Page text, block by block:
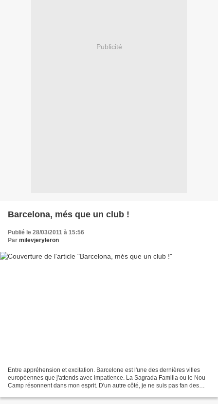
Publicité
Barcelona, més que un club !
Publié le 28/03/2011 à 15:56
Par milevjeryleron
Entre appréhension et excitation. Barcelone est l'une des dernières villes
européennes que j'attends avec impatience. La Sagrada Familia ou le Nou
Camp résonnent dans mon esprit. D'un autre côté, je ne suis pas fan des